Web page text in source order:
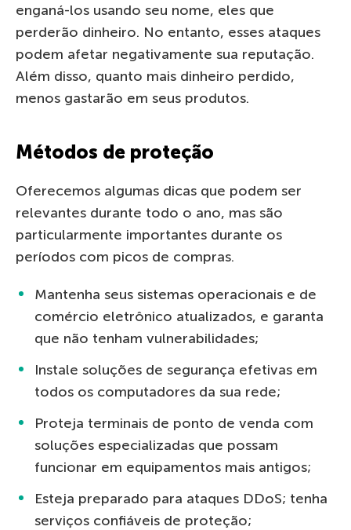
enganá-los usando seu nome, eles que
perderão dinheiro. No entanto, esses ataques
podem afetar negativamente sua reputação.
Além disso, quanto mais dinheiro perdido,
menos gastarão em seus produtos.
Métodos de proteção
Oferecemos algumas dicas que podem ser
relevantes durante todo o ano, mas são
particularmente importantes durante os
períodos com picos de compras.
Mantenha seus sistemas operacionais e de
comércio eletrônico atualizados, e garanta
que não tenham vulnerabilidades;
Instale soluções de segurança efetivas em
todos os computadores da sua rede;
Proteja terminais de ponto de venda com
soluções especializadas que possam
funcionar em equipamentos mais antigos;
Esteja preparado para ataques DDoS; tenha
serviços confiáveis de proteção;